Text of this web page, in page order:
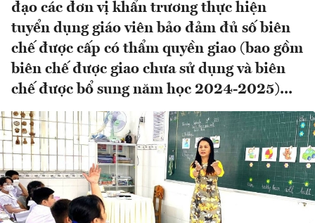
đạo các đơn vị khẩn trương thực hiện
tuyển dụng giáo viên bảo đảm đủ số biên
chế được cấp có thẩm quyền giao (bao gồm
biên chế được giao chưa sử dụng và biên
chế được bổ sung năm học 2024-2025)...